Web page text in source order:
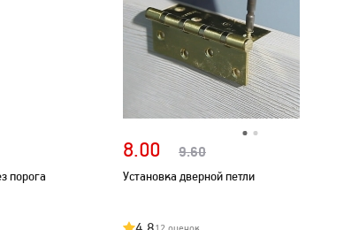
порога
8.00 9.60
Установка дверной петли